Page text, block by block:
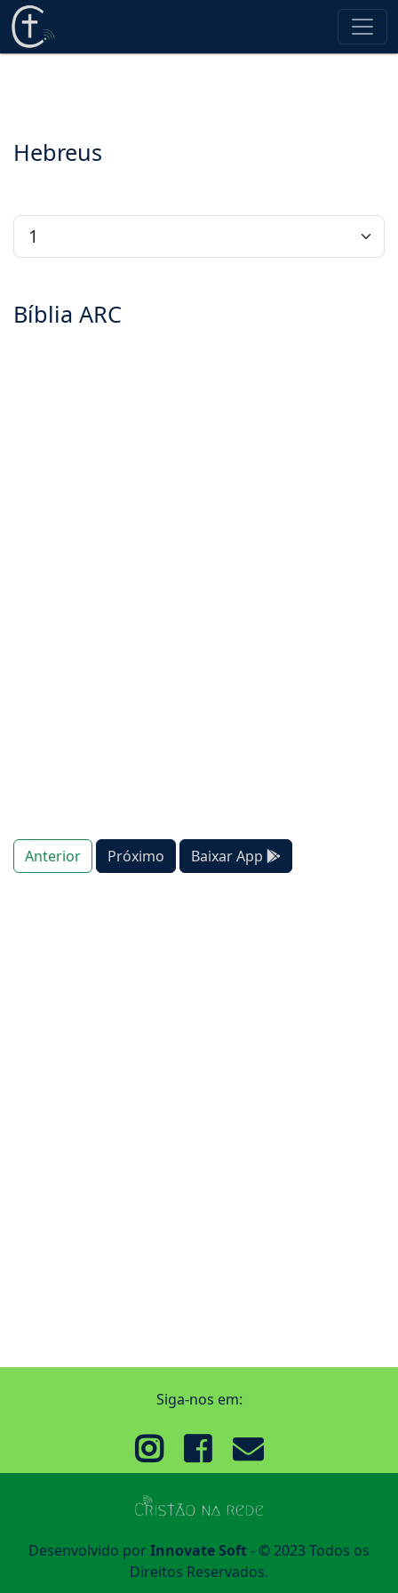
Hebreus
Bíblia ARC
Anterior Próximo Baixar App
Siga-nos em:
Desenvolvido porInnovate Soft- © 2023 Todos os
Direitos Reservados.